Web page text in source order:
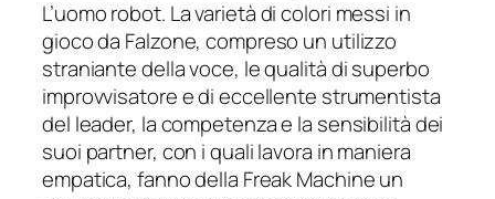
L’uomo robot. La varietà di colori messi in
gioco da Falzone, compreso un utilizzo
straniante della voce, le qualità di superbo
improvvisatore e di eccellente strumentista
del leader, la competenza e la sensibilità dei
suoi partner, con i quali lavora in maniera
empatica, fanno della Freak Machine un